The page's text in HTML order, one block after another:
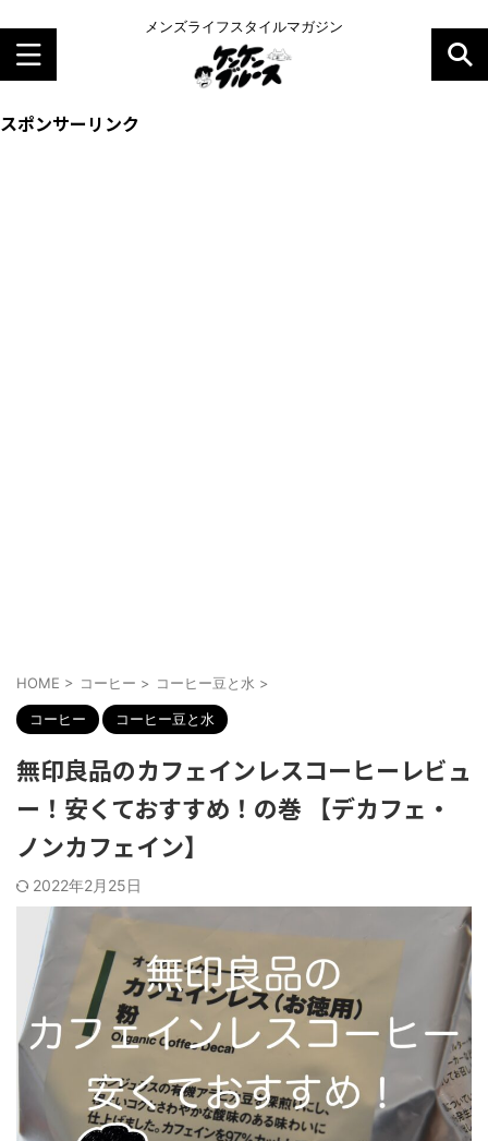
メンズライフスタイルマガジン
スポンサーリンク
HOME > コーヒー > コーヒー豆と水 >
コーヒー コーヒー豆と水
無印良品のカフェインレスコーヒーレビュ
ー！安くておすすめ！の巻 【デカフェ・
ノンカフェイン】
2022年2月25日